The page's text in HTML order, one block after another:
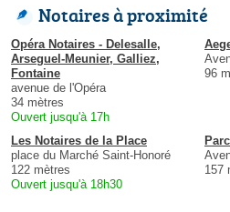
Notaires à proximité
Opéra Notaires - Delesalle,
Arseguel-Meunier, Galliez,
Fontaine
avenue de l'Opéra
34 mètres
Ouvert jusqu'à 17h
96
Les Notaires de la Place
place du Marché Saint-Honoré
122 mètres
Ouvert jusqu'à 18h30
157